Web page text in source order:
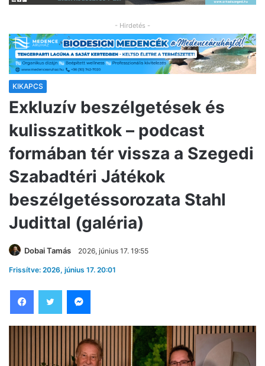
- Hirdetés -
KIKAPCS
Exkluzív beszélgetések és
kulisszatitkok – podcast
formában tér vissza a Szegedi
Szabadtéri Játékok
beszélgetéssorozata Stahl
Judittal (galéria)
Dobai Tamás 2026, június 17. 19:55
Frissítve: 2026, június 17. 20:01